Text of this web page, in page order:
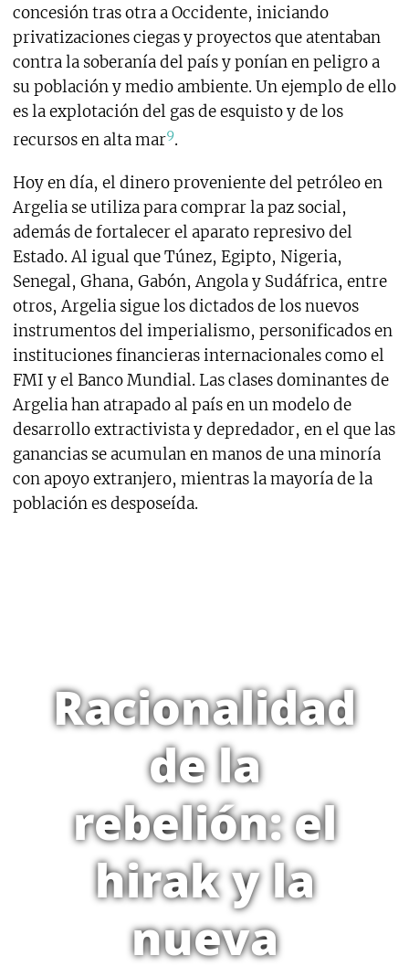
concesión tras otra a Occidente, iniciando
privatizaciones ciegas y proyectos que atentaban
contra la soberanía del país y ponían en peligro a
su población y medio ambiente. Un ejemplo de ello
es la explotación del gas de esquisto y de los
recursos en alta mar9.
Hoy en día, el dinero proveniente del petróleo en
Argelia se utiliza para comprar la paz social,
además de fortalecer el aparato represivo del
Estado. Al igual que Túnez, Egipto, Nigeria,
Senegal, Ghana, Gabón, Angola y Sudáfrica, entre
otros, Argelia sigue los dictados de los nuevos
instrumentos del imperialismo, personificados en
instituciones financieras internacionales como el
FMI y el Banco Mundial. Las clases dominantes de
Argelia han atrapado al país en un modelo de
desarrollo extractivista y depredador, en el que las
ganancias se acumulan en manos de una minoría
con apoyo extranjero, mientras la mayoría de la
población es desposeída.
Racionalidad
de la
rebelión: el
hirak y la
nueva